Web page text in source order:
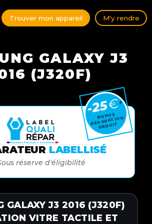
Trouver mon appareil M'y rendre
GALAXY ​J3
(J320F)
LABELLISÉ
réserve d'éligibilité
-25€*
BONUS
RÉPARATION
DÉDUIT
GALAXY J3 2016 (J320F)
VITRE TACTILE ET